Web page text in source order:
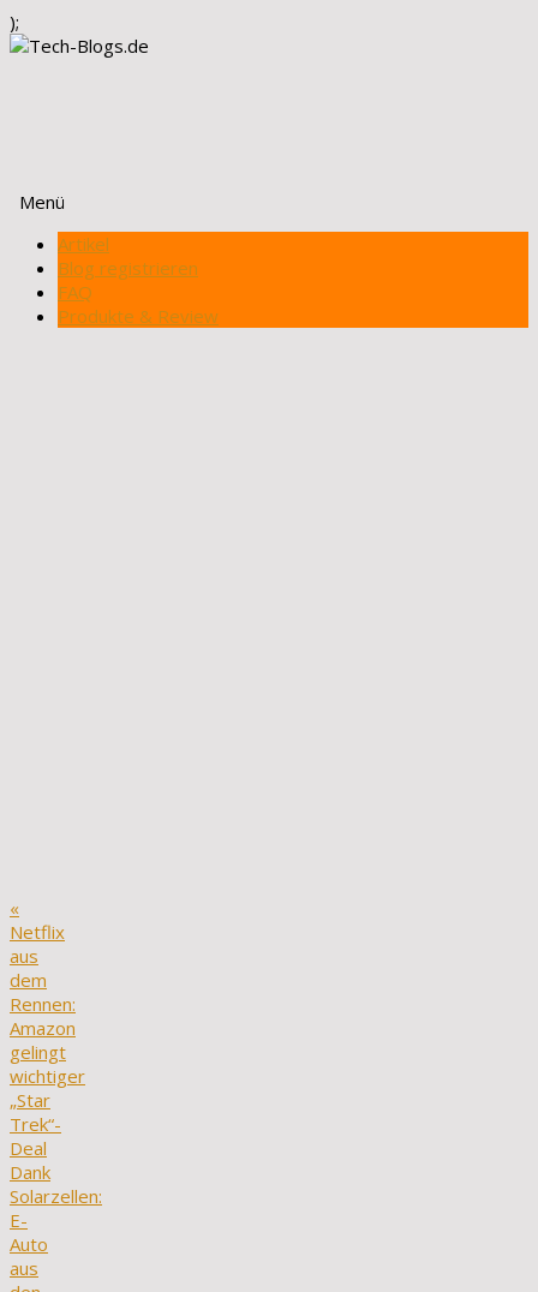
);
Menü
Zum
Inhalt
springen
Artikel
Blog registrieren
FAQ
Produkte & Review
«
Netflix
aus
dem
Rennen:
Amazon
gelingt
wichtiger
„Star
Trek“-
Deal
Dank
Solarzellen:
E-
Auto
aus